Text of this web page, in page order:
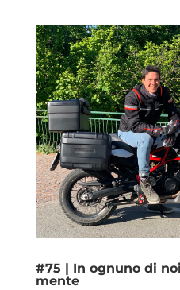
#75 | In ognuno di
mente